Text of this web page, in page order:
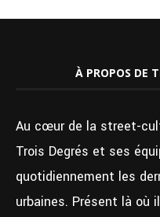
À PROPOS DE
Au cœur de la street-
Trois Degrés et ses
quotidiennement les
urbaines. Présent là où